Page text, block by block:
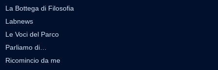
La Bottega di Filosofia
Labnews
Le Voci del Parco
Parliamo di…
Ricomincio da me